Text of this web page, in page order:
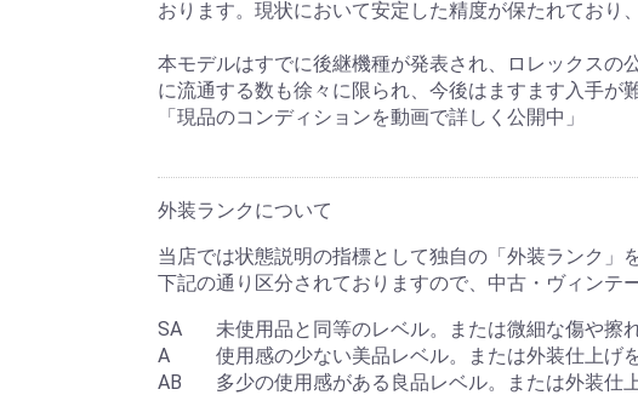
おります。現状において安定した精度が保たれており
本モデルはすでに後継機種が発表され、ロレックス
に流通する数も徐々に限られ、今後はますます入手が
「現品のコンディションを動画で詳しく公開中」
外装ランクについて
当店では状態説明の指標として独自の「外装ランク」
下記の通り区分されておりますので、中古・ヴィンテ
SA
未使用品と同等のレベル。または微細な傷や擦
A
使用感の少ない美品レベル。または外装仕上げ
AB
多少の使用感がある良品レベル。または外装仕